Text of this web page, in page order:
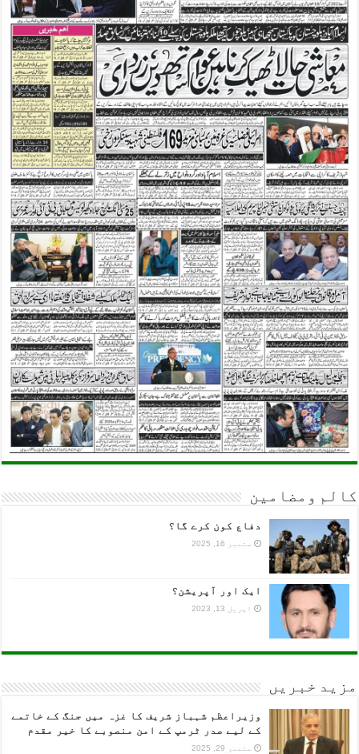
کالم ومضامین
دفاع کون کرے گا؟
ستمبر 16, 2025
ایک اور آپریشن؟
اپریل 13, 2023
مزید خبریں
وزیراعظم شہباز شریف کا غزہ میں جنگ کے خاتمے
کے لیے صدر ٹرمپ کے امن منصوبے کا خیر مقدم
ستمبر 29, 2025